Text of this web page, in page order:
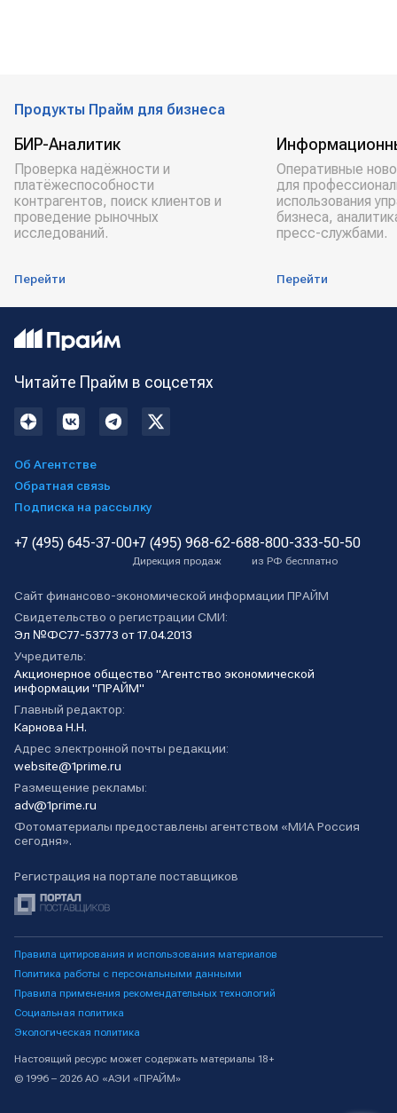
Продукты Прайм для бизнеса
БИР-Аналитик
Проверка надёжности и
платёжеспособности
контрагентов, поиск клиентов и
проведение рыночных
исследований.
Перейти
Оперативные
для
использования
бизнеса,
пресс-службами.
Перейти
Читайте Прайм в соцсетях
Об Агентстве
Обратная связь
Подписка на рассылку
+7 (495) 645-37-00+7 (495) 968-62-68
Дирекция продаж
8-800-333-50-50
из РФ бесплатно
Сайт финансово-экономической информации ПРАЙМ
Свидетельство о регистрации СМИ:
Эл №ФС77-53773 от 17.04.2013
Учредитель:
Акционерное общество "Агентство экономической
информации "ПРАЙМ"
Главный редактор:
Карнова Н.Н.
Адрес электронной почты редакции:
website@1prime.ru
Размещение рекламы:
adv@1prime.ru
Фотоматериалы предоставлены агентством «МИА Россия
сегодня».
Регистрация на портале поставщиков
Правила цитирования и использования материалов
Политика работы с персональными данными
Правила применения рекомендательных технологий
Социальная политика
Экологическая политика
Настоящий ресурс может содержать материалы 18+
© 1996 – 2026 АО «АЭИ «ПРАЙМ»